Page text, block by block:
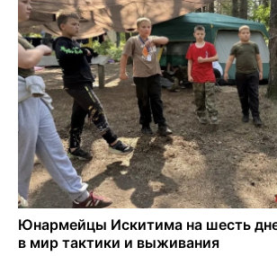
Доля рыночной ипотеки в России
итогам июля 2026 года